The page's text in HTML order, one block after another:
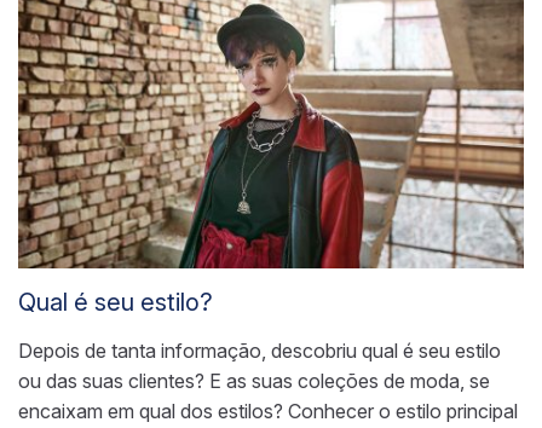
Qual é seu estilo?
Depois de tanta informação, descobriu qual é seu estilo
ou das suas clientes? E as suas coleções de moda, se
encaixam em qual dos estilos? Conhecer o estilo principal